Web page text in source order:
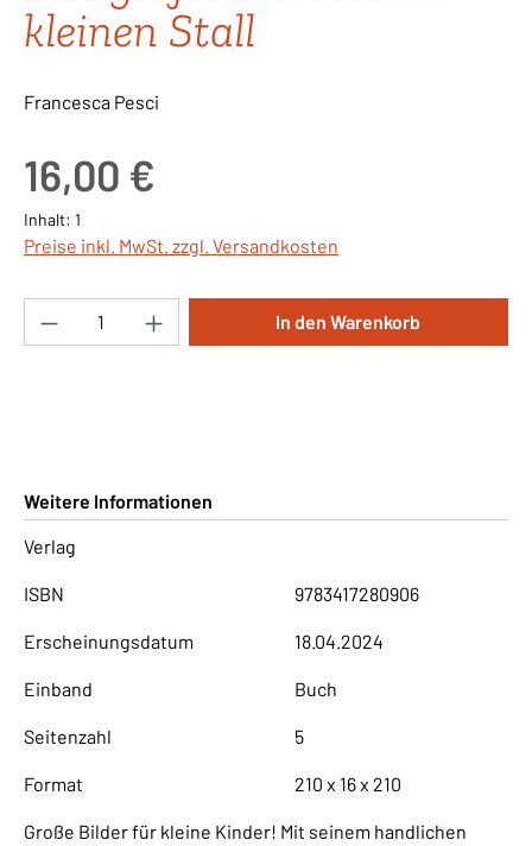
kleinen Stall
Francesca Pesci
16,00 €
Inhalt: 1
Preise inkl. MwSt. zzgl. Versandkosten
Produkt Anzahl: Gib den gewünschten
In den Warenkorb
Weitere Informationen
Verlag
ISBN 9783417280906
Erscheinungsdatum 18.04.2024
Einband Buch
Seitenzahl 5
Format 210 x 16 x 210
Große Bilder für kleine Kinder! Mit seinem handlichen